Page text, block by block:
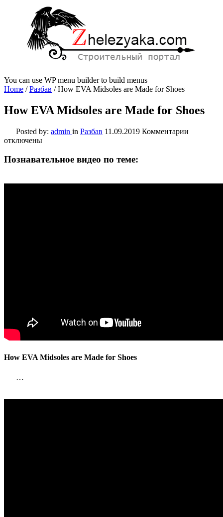
You can use WP menu builder to build menus
Home /Разбав /How EVA Midsoles are Made for Shoes
How EVA Midsoles are Made for Shoes
Posted by: admin in Разбав 11.09.2019 Комментарии
Made
отключены
Познавательное видео по теме:
How EVA Midsoles are Made for Shoes
…